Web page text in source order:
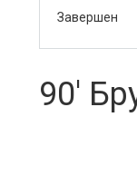
Завершен
90'